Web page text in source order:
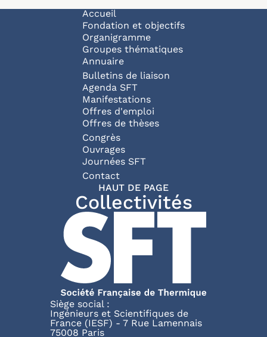
Navigation principale
Accueil
Fondation et objectifs
Organigramme
Groupes thématiques
Annuaire
Bulletins de liaison
Agenda SFT
Manifestations
Offres d'emploi
Offres de thèses
Congrès
Ouvrages
Journées SFT
Pied de page
Contact
HAUT DE PAGE
Collectivités
Siège social :
Ingénieurs et Scientifiques de
France (IESF) - 7 Rue Lamennais
75008 Paris